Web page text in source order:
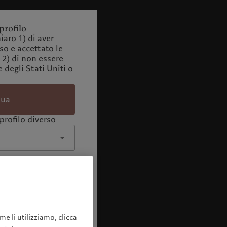
1) di aver
e accettato le
di non essere
degli Stati Uniti o
diverso
li utilizziamo, clicca